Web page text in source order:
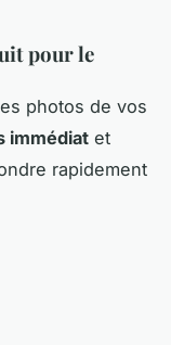
pour le
photos de vos
immédiat et
rapidement